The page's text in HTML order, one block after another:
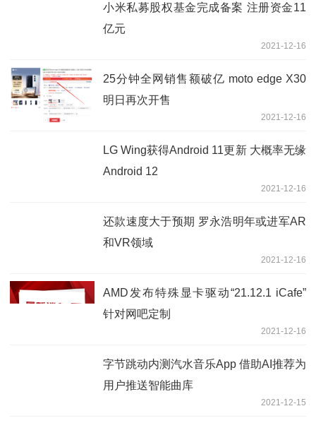
小米私募股权基金完成备案 注册资金11
亿元
2021-12-16
25分钟全网销售额破亿 moto edge X30
明日再次开售
2021-12-16
LG Wing获得Android 11更新 大概率无缘
Android 12
2021-12-16
还款速度大于预期 罗永浩明年或进军AR
和VR领域
2021-12-16
AMD发布特殊显卡驱动“21.12.1 iCafe”
针对网吧定制
2021-12-16
字节跳动内测汽水音乐App 借助AI推荐为
用户推送智能曲库
2021-12-15